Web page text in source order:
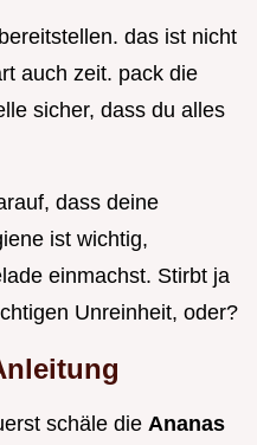
das ist nicht
auch zeit. pack die
sicher, dass du alles
dass deine
ist wichtig,
einmachst. Stirbt ja
Unreinheit, oder?
schäle die Ananas